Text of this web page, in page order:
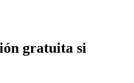
gratuita si